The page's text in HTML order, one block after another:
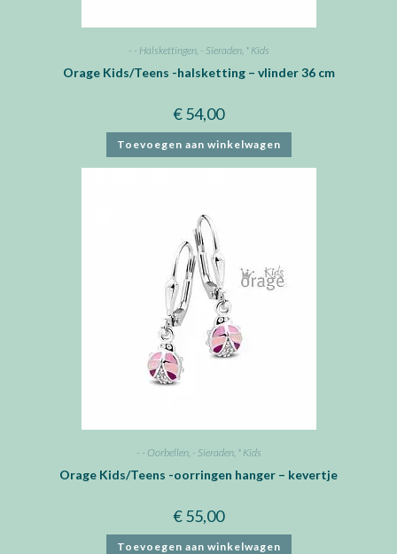
- - Halskettingen, - Sieraden, * Kids
Orage Kids/Teens -halsketting – vlinder 36 cm
€54,00
Toevoegen aan winkelwagen
- - Oorbellen, - Sieraden, * Kids
Orage Kids/Teens -oorringen hanger – kevertje
€55,00
Toevoegen aan winkelwagen